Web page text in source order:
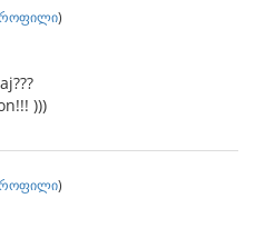
)
)))
)